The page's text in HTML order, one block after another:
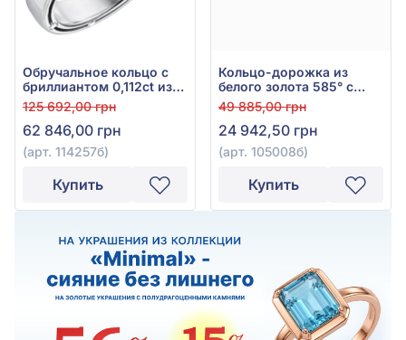
Обручальное кольцо с
бриллиантом 0,112ct из
белого золота 585°, арт.
114257б
125 692,00 грн
62 846,00 грн
(арт. 114257б)
Купить
Кольцо-дорожка из
белого золота 585° с
бриллиантами 0,13ct, арт.
105008б
49 885,00 грн
24 942,50 грн
(арт. 105008б)
Купить